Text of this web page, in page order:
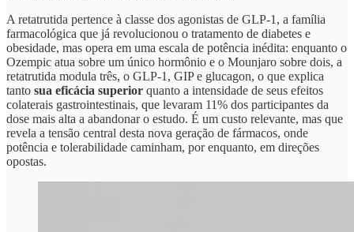
A retatrutida pertence à classe dos agonistas de GLP-1, a família
farmacológica que já revolucionou o tratamento de diabetes e
obesidade, mas opera em uma escala de potência inédita: enquanto o
Ozempic atua sobre um único hormônio e o Mounjaro sobre dois, a
retatrutida modula três, o GLP-1, GIP e glucagon, o que explica
tanto sua eficácia superior quanto a intensidade de seus efeitos
colaterais gastrointestinais, que levaram 11% dos participantes da
dose mais alta a abandonar o estudo. É um custo relevante, mas que
revela a tensão central desta nova geração de fármacos, onde
potência e tolerabilidade caminham, por enquanto, em direções
opostas.